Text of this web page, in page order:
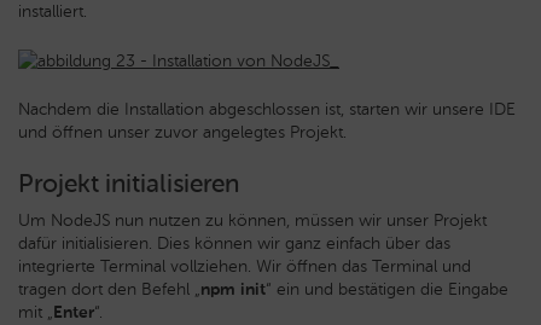
installiert.
Nachdem die Installation abgeschlossen ist, starten wir unsere IDE
und öffnen unser zuvor angelegtes Projekt.
Projekt initialisieren
Um NodeJS nun nutzen zu können, müssen wir unser Projekt
dafür initialisieren. Dies können wir ganz einfach über das
integrierte Terminal vollziehen. Wir öffnen das Terminal und
tragen dort den Befehl „npm init“ ein und bestätigen die Eingabe
mit „Enter“.